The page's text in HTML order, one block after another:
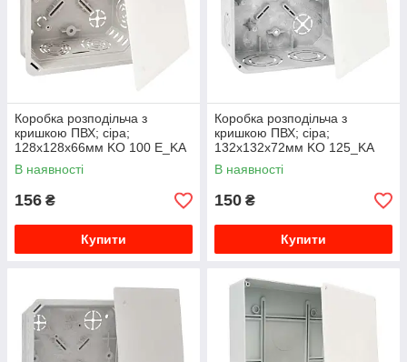
Коробка розподільча з
кришкою ПВХ; сіра;
128х128х66мм KO 100 E_KA
В наявності
156 ₴
Купити
Коробка розподільча з
кришкою ПВХ; сіра;
132х132х72мм KO 125_KA
В наявності
150 ₴
Купити